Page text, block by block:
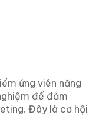
ứng viên năng
để đảm
Đây là cơ hội